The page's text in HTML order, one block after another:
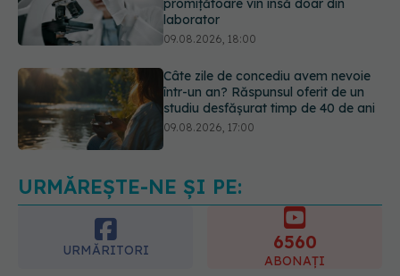
Câte zile de concediu avem nevoie
într-un an? Răspunsul oferit de un
studiu desfășurat timp de 40 de ani
Reclamele din platformele medicale
AI pot influența prescrierea
URMĂREȘTE-NE ȘI PE:
URMĂRITORI 6560
ABONAȚI